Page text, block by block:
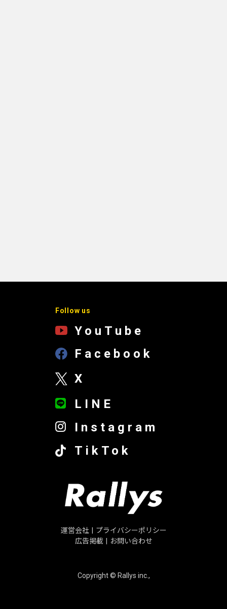
Follow us
YouTube
Facebook
X
LINE
Instagram
TikTok
運営会社
プライバシーポリシー
広告掲載
お問い合わせ
Copyright © Rallys inc.,